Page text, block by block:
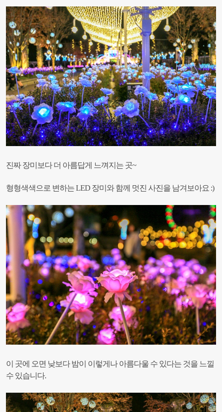
진짜 장미보다 더 아름답게 느껴지는 곳~
형형색색으로 변하는 LED 장미와 함께 멋진 사진을 남겨보아요 :)
이 곳에 오면 낮보다 밤이 이렇게나 아름다울 수 있다는 것을 느낄
수 있습니다.